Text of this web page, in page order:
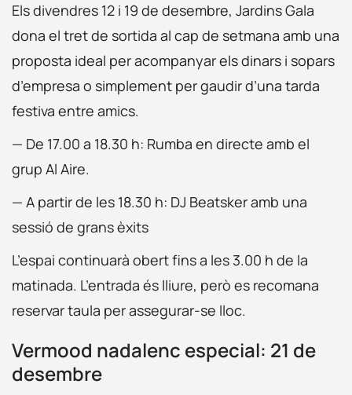
Els divendres 12 i 19 de desembre, Jardins Gala
dona el tret de sortida al cap de setmana amb una
proposta ideal per acompanyar els dinars i sopars
d’empresa o simplement per gaudir d’una tarda
festiva entre amics.
— De 17.00 a 18.30 h: Rumba en directe amb el
grup Al Aire.
— A partir de les 18.30 h: DJ Beatsker amb una
sessió de grans èxits
L’espai continuarà obert fins a les 3.00 h de la
matinada. L’entrada és lliure, però es recomana
reservar taula per assegurar-se lloc.
Vermood nadalenc especial: 21 de
desembre